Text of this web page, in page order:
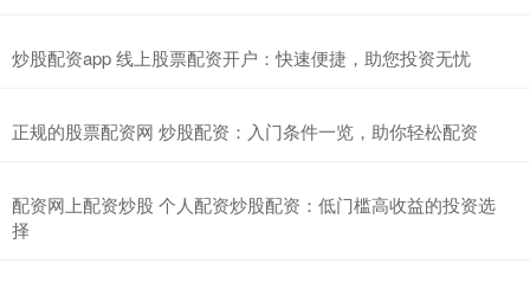
炒股配资app 线上股票配资开户：快速便捷，助您投资无忧
正规的股票配资网 炒股配资：入门条件一览，助你轻松配资
配资网上配资炒股 个人配资炒股配资：低门槛高收益的投资选
择